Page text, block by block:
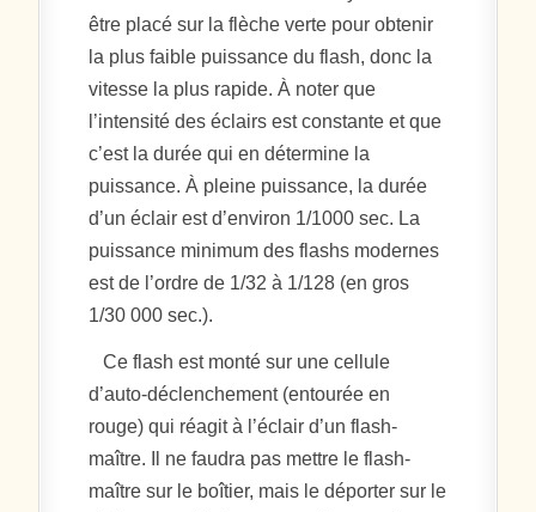
être placé sur la flèche verte pour obtenir
la plus faible puissance du flash, donc la
vitesse la plus rapide. À noter que
l’intensité des éclairs est constante et que
c’est la durée qui en détermine la
puissance. À pleine puissance, la durée
d’un éclair est d’environ 1/1000 sec. La
puissance minimum des flashs modernes
est de l’ordre de 1/32 à 1/128 (en gros
1/30 000 sec.).
Ce flash est monté sur une cellule
d’auto-déclenchement (entourée en
rouge) qui réagit à l’éclair d’un flash-
maître. Il ne faudra pas mettre le flash-
maître sur le boîtier, mais le déporter sur le